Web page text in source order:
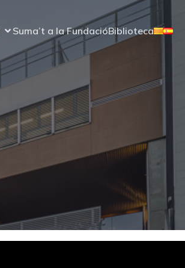
Suma’t a la FundacióBiblioteca